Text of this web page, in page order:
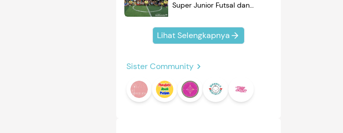
Super Junior Futsal dan
Kompak Banget!
Lihat Selengkapnya
Sister Community